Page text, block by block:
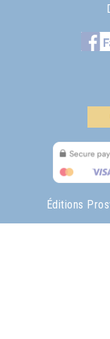
Éditions